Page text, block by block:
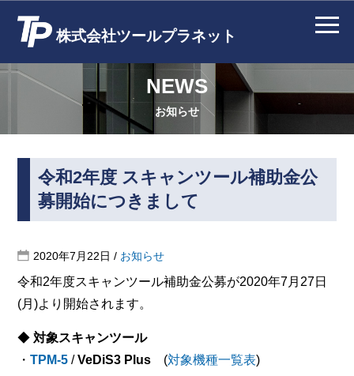
株式会社ツールプラネット
NEWS
お知らせ
令和2年度 スキャンツール補助金公
募開始につきまして
2020年7月22日 / お知らせ
令和2年度スキャンツール補助金公募が2020年7月27日
(月)より開始されます。
◆対象スキャンツール
・TPM-5 /VeDiS3 Plus (対象機種一覧表)